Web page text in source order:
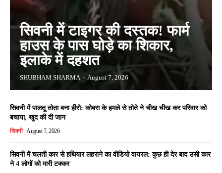
सिवनी में टाइगर की दस्तक! फार्म
हाउस के पास घोड़े का शिकार,
इलाके में दहशत
SHUBHAM SHARMA - August 7, 2026
सिवनी में पालतू तोता बना हीरो: कोबरा के हमले से तोते ने चीख चीख कर परिवार को
बचाया, खुद की दी जान
सिवनी August 7, 2026
सिवनी में चलती कार से हथियार लहराने का वीडियो वायरल: कुछ ही देर बाद उसी कार
ने 4 लोगों को मारी टक्कर